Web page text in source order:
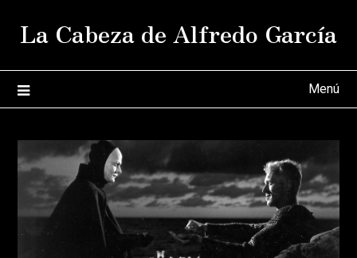
La Cabeza de Alfredo García
Menú